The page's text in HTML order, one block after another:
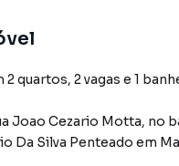
2 quartos, 2 vagas e 1
Joao Cezario Motta, no
Da Silva Penteado em